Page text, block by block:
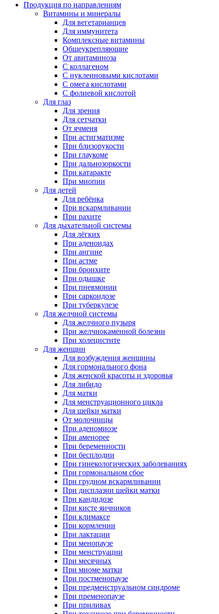
Продукция по направлениям
Витамины и минералы
Для вегетарианцев
Для иммунитета
Комплексные витамины
Общеукрепляющие
От авитаминоза
С коллагеном
С нуклеиновыми кислотами
С омега кислотами
С фолиевой кислотой
Для глаз
Для зрения
Для сетчатки
От ячменя
При астигматизме
При близорукости
При глаукоме
При дальнозоркости
При катаракте
При миопии
Для детей
Для ребёнка
При вскармливании
При рахите
Для дыхательной системы
Для лёгких
При аденоидах
При ангине
При астме
При бронхите
При одышке
При пневмонии
При саркоидозе
При туберкулезе
Для желчной системы
Для желчного пузыря
При желчнокаменной болезни
При холецистите
Для женщин
Для возбуждения женщины
Для гормонального фона
Для женской красоты и здоровья
Для либидо
Для матки
Для менструационного цикла
Для шейки матки
От молочницы
При аденомиозе
При аменорее
При беременности
При бесплодии
При гинекологических заболеваниях
При гормональном сбое
При грудном вскармливании
При дисплазии шейки матки
При кандидозе
При кисте яичников
При климаксе
При кормлении
При лактации
При менопаузе
При менструации
При месячных
При миоме матки
При постменопаузе
При предменструальном синдроме
При пременопаузе
При приливах